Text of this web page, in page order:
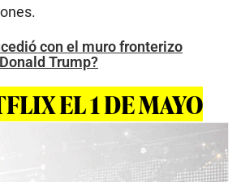
con el muro fronterizo
Trump?
EL 1 DE MAYO